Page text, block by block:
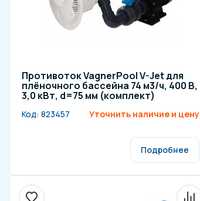
Противоток VagnerPool V-Jet для
плёночного бассейна 74 м3/ч, 400 В,
3,0 кВт, d=75 мм (комплект)
Код: 823457 Уточнить наличие и цену
Подробнее